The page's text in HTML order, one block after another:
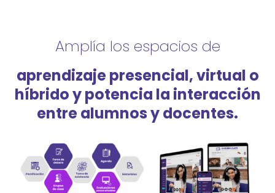
Amplía los espacios de
aprendizaje presencial, virtual o
híbrido y potencia la interacción
entre alumnos y docentes.